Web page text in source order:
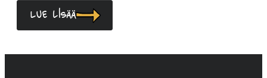
Lue lisää